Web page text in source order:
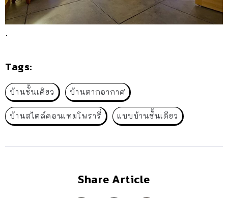
.
Tags:
บ้านชั้นเดียว บ้านตากอากาศ
บ้านสไตล์คอนเทมโพรารี่ แบบบ้านชั้นเดียว
Share Article